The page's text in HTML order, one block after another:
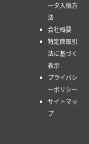
ータ入稿方
法
会社概要
特定商取引
法に基づく
表示
プライバシ
ーポリシー
サイトマッ
プ